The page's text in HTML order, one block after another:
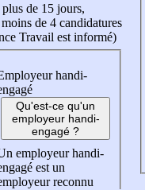
de 15 jours,
de 4 candidatures
Travail est informé)
handi-
Qu'est-ce qu'un
employeur handi-
engagé ?
employeur handi-
est un
reconnu